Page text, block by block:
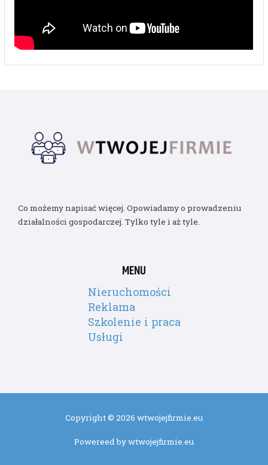
Co możemy napisać więcej. Opowiadamy o prowadzeniu
działalności gospodarczej. Tylko tyle i aż tyle.
MENU
Nieruchomości
Reklama
Szkolenie i praca
Usługi
Copyright © 2026 wtwojejfirmie.eu
Powereed by wtwojejfirmie.eu